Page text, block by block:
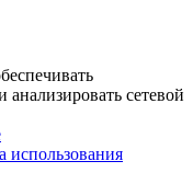
сетевой
использования